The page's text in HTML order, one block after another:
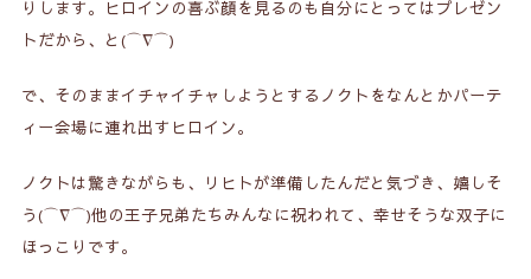
りします。ヒロインの喜ぶ顔を見るのも自分にとってはプレゼン
トだから、と(⌒∇⌒)
で、そのままイチャイチャしようとするノクトをなんとかパーテ
ィー会場に連れ出すヒロイン。
ノクトは驚きながらも、リヒトが準備したんだと気づき、嬉しそ
う(⌒∇⌒)他の王子兄弟たちみんなに祝われて、幸せそうな双子に
ほっこりです。